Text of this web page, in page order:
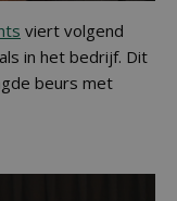
viert volgend
in het bedrijf. Dit
beurs met